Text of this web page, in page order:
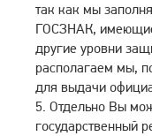
так как мы
ГОСЗНАК,
другие уровни
располагаем мы,
для выдачи
Отдельно Вы
государственный